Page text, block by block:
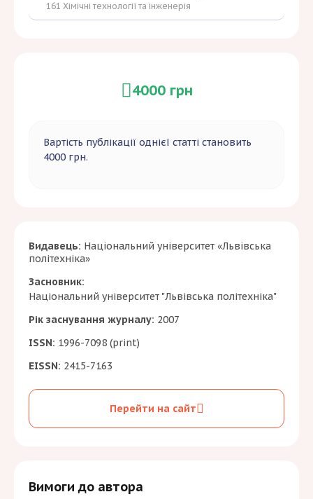
161 Хімічні технології та інженерія
Видавець: Національний університет «Львівська
політехніка»
Засновник:
Національний університет "Львівська політехніка"
Рік заснування журналу: 2007
ISSN: 1996-7098 (print)
EISSN: 2415-7163
Перейти на сайт
Вимоги до автора
4000 грн
Вартість публікації однієї статті становить
4000 грн.